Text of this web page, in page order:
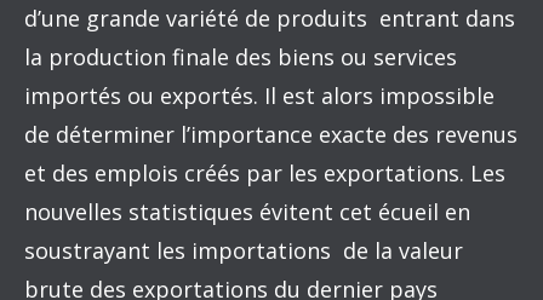
d’une grande variété de produits entrant dans
la production finale des biens ou services
importés ou exportés. Il est alors impossible
de déterminer l’importance exacte des revenus
et des emplois créés par les exportations. Les
nouvelles statistiques évitent cet écueil en
soustrayant les importations de la valeur
brute des exportations du dernier pays